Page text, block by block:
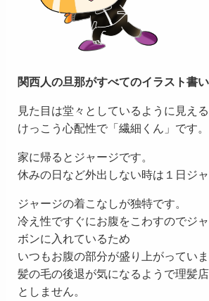
関西人の旦那がすべてのイラスト書い
見た目は堂々としているように見え
けっこう心配性で「繊細くん」です。
家に帰るとジャージです。
休みの日など外出しない時は１日ジャ
ジャージの着こなしが独特です。
冷え性ですぐにお腹をこわすのでジ
ボンに入れているため
いつもお腹の部分が盛り上がっていま
髪の毛の後退が気になるようで理髪
としません。